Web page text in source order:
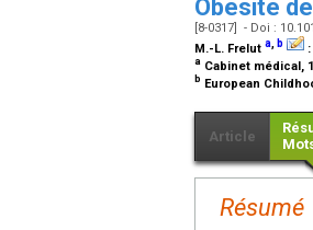
Obésité
[8-0317] - Doi :
M.-L. Frelut a, b :
a Cabinet médical,
b European
Article
Résumé